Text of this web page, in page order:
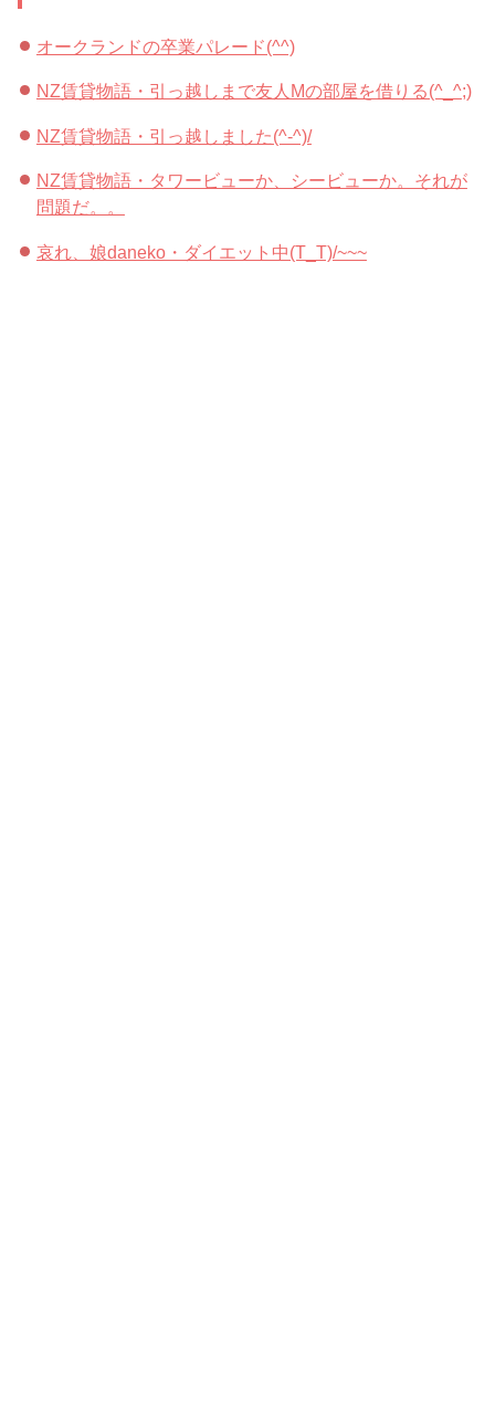
オークランドの卒業パレード(^^)
NZ賃貸物語・引っ越しまで友人Mの部屋を借りる(^_^;)
NZ賃貸物語・引っ越しました(^-^)/
NZ賃貸物語・タワービューか、シービューか。それが
問題だ。。
哀れ、娘daneko・ダイエット中(T_T)/~~~